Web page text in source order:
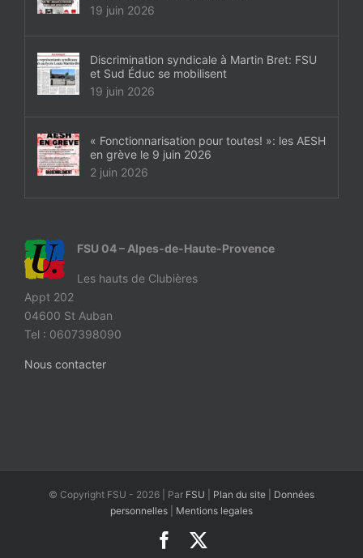
19 juin 2026
Discrimination syndicale à Martin Bret: FSU
et Sud Éduc se mobilisent
19 juin 2026
« Fonctionnarisation pour toutes! »: les AESH
en grève le 9 juin 2026
2 juin 2026
FSU 04 – Alpes-de-Haute-Provence
Les hauts de Clubières
Appt 202
04600 St Auban
Tel : 0607398090
Nous contacter
© Copyright FSU - 2026 | Par FSU Plan du site
Données
personnelles
Mentions legales
Facebook